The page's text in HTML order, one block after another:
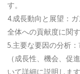
す。
4.成長動向と展望：
全体への貢献度に関
5.主要な要因の分析
（成長性、機会、促
いて詳細に説明します